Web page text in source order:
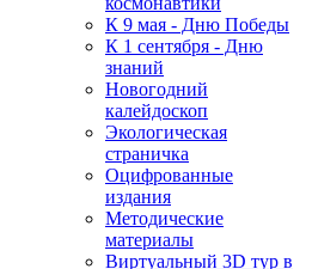
К 9 мая - Дню Победы
К 1 сентября - Дню
знаний
Новогодний
калейдоскоп
Экологическая
страничка
Оцифрованные
издания
Методические
материалы
Виртуальный 3D тур в